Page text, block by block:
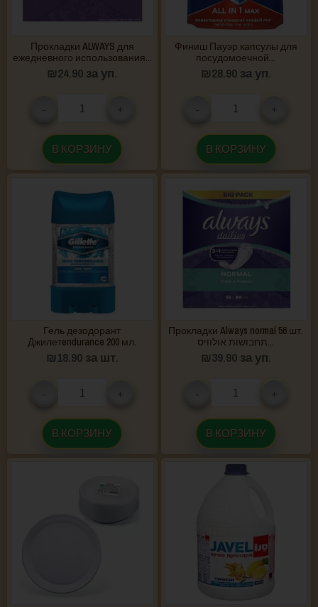
Прокладки ALWAYS для
ежедневного использования...
₪24.90 за уп.
В КОРЗИНУ
Финиш Пауэр капсулы для
посудомоечной...
₪28.90 за уп.
В КОРЗИНУ
Гель дезодорант
Джилетendurance 200 мл.
₪18.90 за шт.
В КОРЗИНУ
Прокладки Always normal 56 шт.
תחבושות אולוויס...
₪39.90 за уп.
В КОРЗИНУ